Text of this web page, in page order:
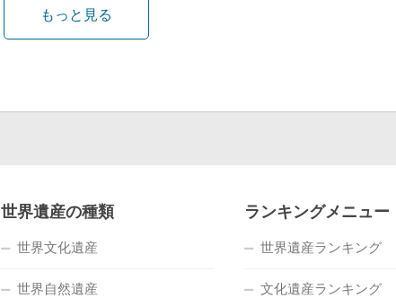
もっと見る
世界遺産の種類
世界文化遺産
世界自然遺産
ランキングメニュー
世界遺産ランキング
文化遺産ランキング